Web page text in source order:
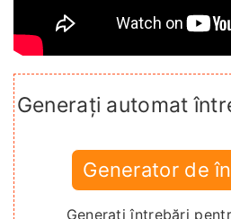
Generați automat
Generator de
Generați întrebări